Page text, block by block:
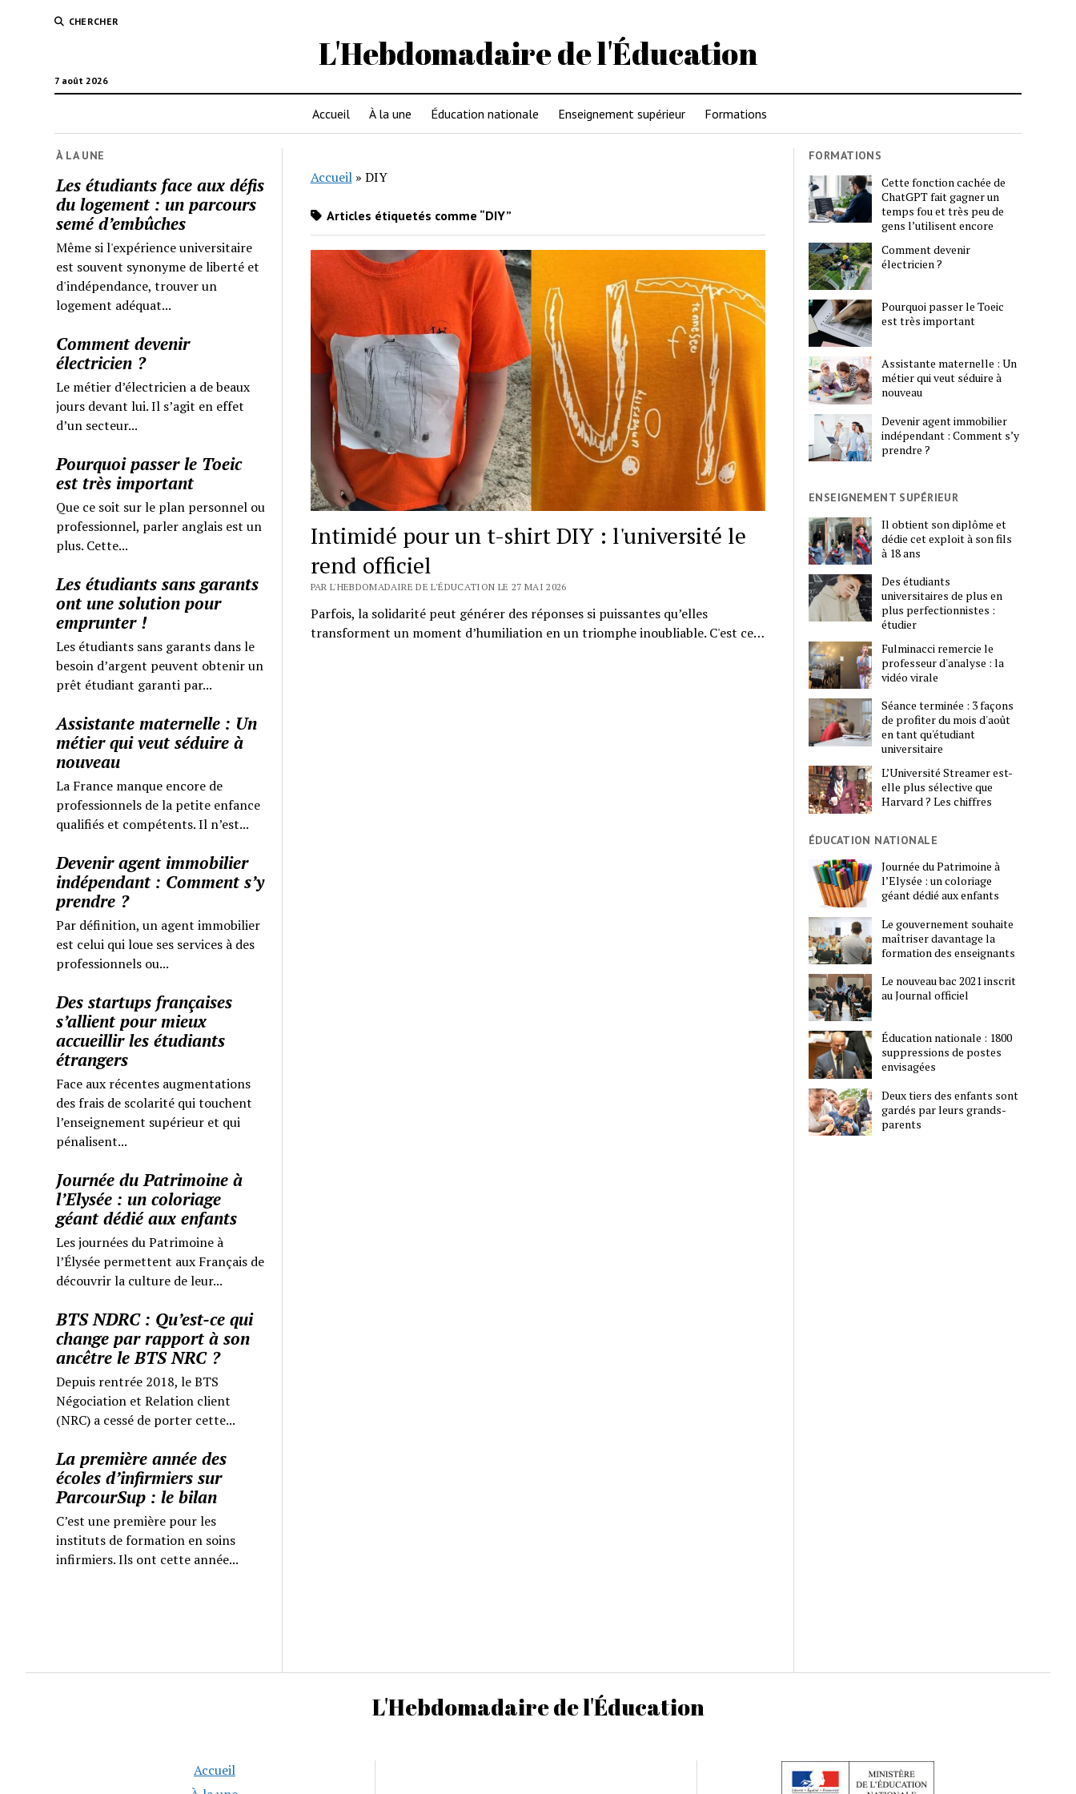
CHERCHER
L'Hebdomadaire de l'Éducation
7 août 2026
Accueil À la une Éducation nationale Enseignement supérieur Formations
À LA UNE
Les étudiants face aux défis
du logement : un parcours
semé d’embûches
Même si l'expérience universitaire
est souvent synonyme de liberté et
d'indépendance, trouver un
logement adéquat...
Comment devenir
électricien ?
Le métier d’électricien a de beaux
jours devant lui. Il s’agit en effet
d’un secteur...
Pourquoi passer le Toeic
est très important
Que ce soit sur le plan personnel ou
professionnel, parler anglais est un
plus. Cette...
Les étudiants sans garants
ont une solution pour
emprunter !
Les étudiants sans garants dans le
besoin d’argent peuvent obtenir un
prêt étudiant garanti par...
Assistante maternelle : Un
métier qui veut séduire à
nouveau
La France manque encore de
professionnels de la petite enfance
qualifiés et compétents. Il n’est...
Devenir agent immobilier
indépendant : Comment s’y
prendre ?
Par définition, un agent immobilier
est celui qui loue ses services à des
professionnels ou...
Des startups françaises
s’allient pour mieux
accueillir les étudiants
étrangers
Face aux récentes augmentations
des frais de scolarité qui touchent
l’enseignement supérieur et qui
pénalisent...
Journée du Patrimoine à
l’Elysée : un coloriage
géant dédié aux enfants
Les journées du Patrimoine à
l’Élysée permettent aux Français de
découvrir la culture de leur...
BTS NDRC : Qu’est-ce qui
change par rapport à son
ancêtre le BTS NRC ?
Depuis rentrée 2018, le BTS
Négociation et Relation client
(NRC) a cessé de porter cette...
La première année des
écoles d’infirmiers sur
ParcourSup : le bilan
C’est une première pour les
instituts de formation en soins
infirmiers. Ils ont cette année...
Accueil» DIY
Articles étiquetés comme “DIY”
Intimidé pour un t-shirt DIY : l'université le
rend officiel
PAR L'HEBDOMADAIRE DE L'ÉDUCATION LE 27 MAI 2026
Parfois, la solidarité peut générer des réponses si puissantes qu’elles
transforment un moment d’humiliation en un triomphe inoubliable. C'est ce…
FORMATIONS
Cette fonction cachée de
ChatGPT fait gagner un
temps fou et très peu de
gens l’utilisent encore
Comment devenir
électricien ?
Pourquoi passer le Toeic
est très important
Assistante maternelle : Un
métier qui veut séduire à
nouveau
Devenir agent immobilier
indépendant : Comment s’y
prendre ?
ENSEIGNEMENT SUPÉRIEUR
Il obtient son diplôme et
dédie cet exploit à son fils
à 18 ans
Des étudiants
universitaires de plus en
plus perfectionnistes :
étudier
Fulminacci remercie le
professeur d'analyse : la
vidéo virale
Séance terminée : 3 façons
de profiter du mois d'août
en tant qu'étudiant
universitaire
L’Université Streamer est-
elle plus sélective que
Harvard ? Les chiffres
ÉDUCATION NATIONALE
Journée du Patrimoine à
l’Elysée : un coloriage
géant dédié aux enfants
Le gouvernement souhaite
maîtriser davantage la
formation des enseignants
Le nouveau bac 2021 inscrit
au Journal officiel
Éducation nationale : 1800
suppressions de postes
envisagées
Deux tiers des enfants sont
gardés par leurs grands-
parents
L'Hebdomadaire de l'Éducation
Accueil